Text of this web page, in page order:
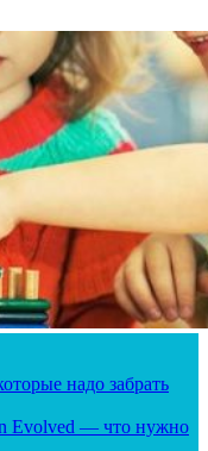
надо забрать
Evolved — что нужно